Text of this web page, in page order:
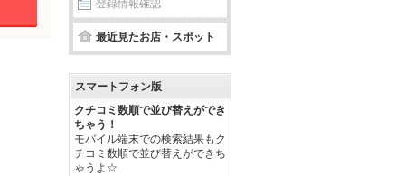
登録情報確認
最近見たお店・スポット
スマートフォン版
クチコミ数順で並び替えができ
ちゃう！
モバイル端末での検索結果もク
チコミ数順で並び替えができち
ゃうよ☆